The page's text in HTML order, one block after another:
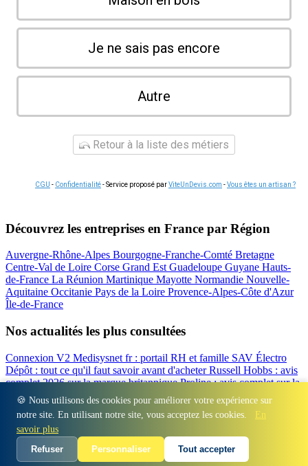
🍪 Nous utilisons des cookies pour améliorer votre expérience sur
notre site. En utilisant notre site, vous acceptez les cookies.
En
savoir plus
Refuser
Personnaliser Tout accepter
Je ne sais pas encore
Autre
Retour à la liste des métiers
CGU - Confidentialité- Service proposé parViteUnDevis.com -Vous êtes un artisan ?
Découvrez les entreprises en France par Région
Auvergne-Rhône-Alpes Bourgogne-Franche-Comté Bretagne
Centre-Val de Loire Corse Grand EstGuadeloupe Guyane Hauts-
de-France La Réunion Martinique Mayotte Normandie Nouvelle-
Aquitaine Occitanie Pays de la Loire Provence-Alpes-Côte d'Azur
Île-de-France
Nos actualités les plus consultées
Connexion V2 Medisysnet fr : portail RH et famille SAV Électro
Dépôt : tout ce qu'il faut savoir avant d'acheterRussell Hobbs : avis
complet 2026 sur la marque britanniqueProline : avis complet sur la
marque d'électroménagerValberg avis 2026 : notre test complet de
la marque Beko : Avis sur la marque turque d'électroménager
Régions - Départements - Villes - Entreprises - Marques Contact
Espace presse
© 2026 Auris Immo. Tous droits réservés.